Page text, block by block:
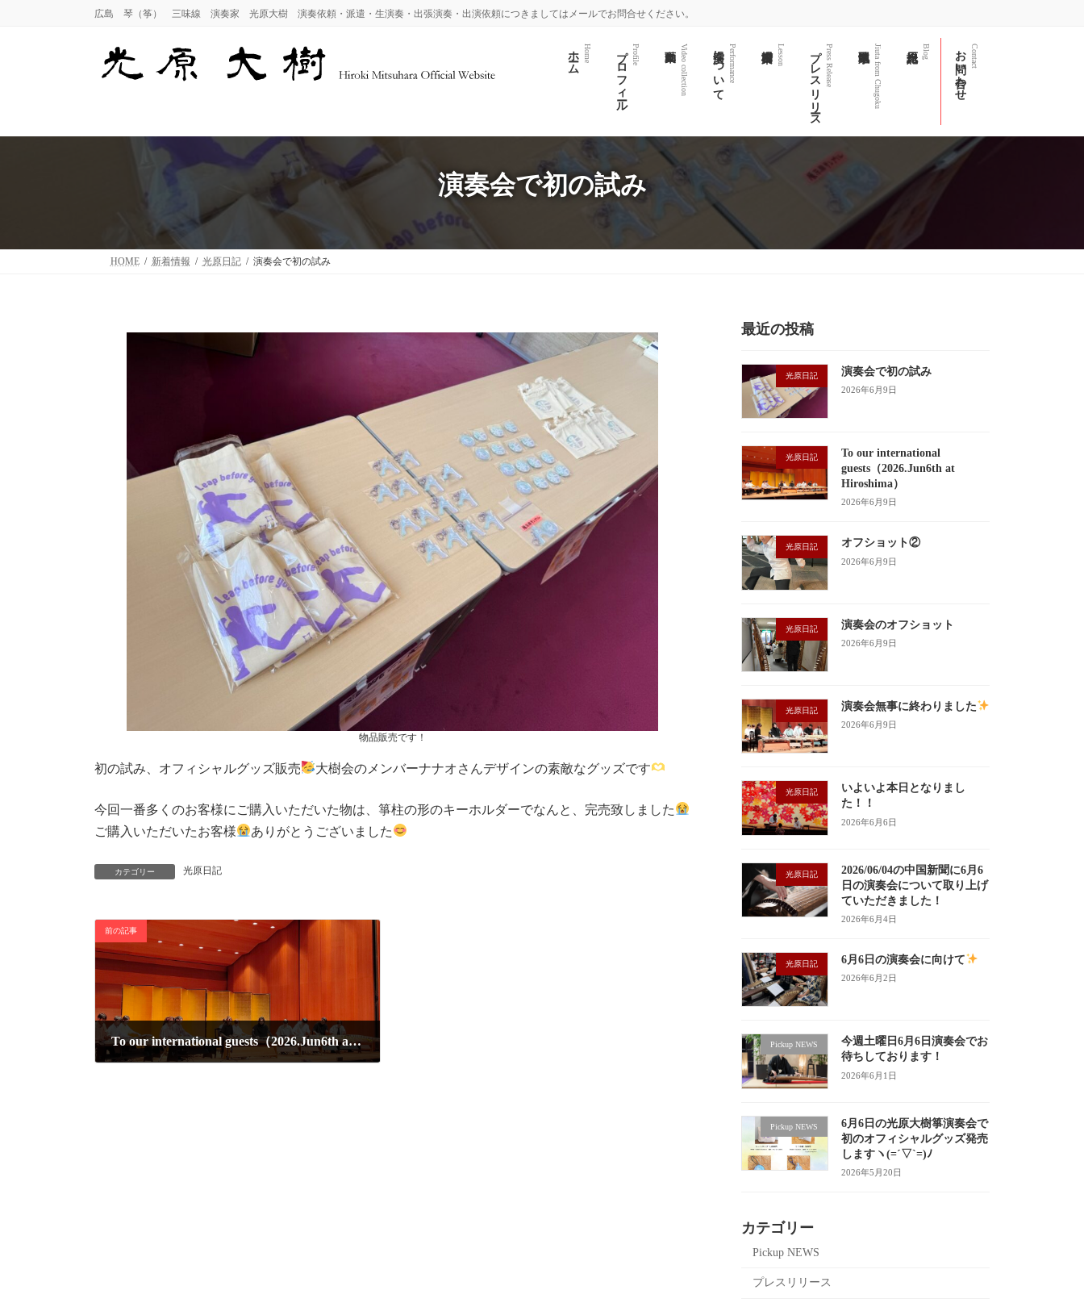
広島 琴（筝） 三味線 演奏家 光原大樹 演奏依頼・派遣・生演奏・出張演奏・出演依頼につきましてはメールでお問合せください。
ホーム Home プロフィール Profile Video collection 演奏についてPerformance Lesson プレスリリースPress Release Jiuta from Chugoku Blog お問い合わせ Contact
演奏会で初の試み
HOME 新着情報 光原日記 演奏会で初の試み
物品販売です！
初の試み、オフィシャルグッズ販売 大樹会のメンバーナナオさんデザインの素敵なグッズです
今回一番多くのお客様にご購入いただいた物は、箏柱の形のキーホルダーでなんと、完売致しました
ご購入いただいたお客様
ありがとうございました
カテゴリー 光原日記
前の記事
To our international guests（2026.Jun6th at Hiroshima）
最近の投稿
光原日記 演奏会で初の試み
2026年6月9日
光原日記
To our international
guests（2026.Jun6th at
Hiroshima）
2026年6月9日
光原日記 オフショット②
2026年6月9日
光原日記 演奏会のオフショット
2026年6月9日
光原日記 演奏会無事に終わりました
2026年6月9日
光原日記
いよいよ本日となりまし
た！！
2026年6月6日
光原日記
2026/06/04の中国新聞に6月6
日の演奏会について取り上げ
ていただきました！
2026年6月4日
光原日記 6月6日の演奏会に向けて
2026年6月2日
Pickup NEWS
今週土曜日6月6日演奏会でお
待ちしております！
2026年6月1日
Pickup NEWS
6月6日の光原大樹箏演奏会で
初のオフィシャルグッズ発売
しますヽ(=´▽`=)ﾉ
2026年5月20日
カテゴリー
Pickup NEWS
プレスリリース